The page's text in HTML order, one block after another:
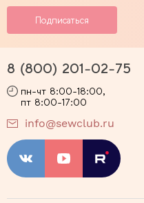
8 (800) 201-02-75
пн-чт 8:00-18:00,
пт 8:00-17:00
info@sewclub.ru